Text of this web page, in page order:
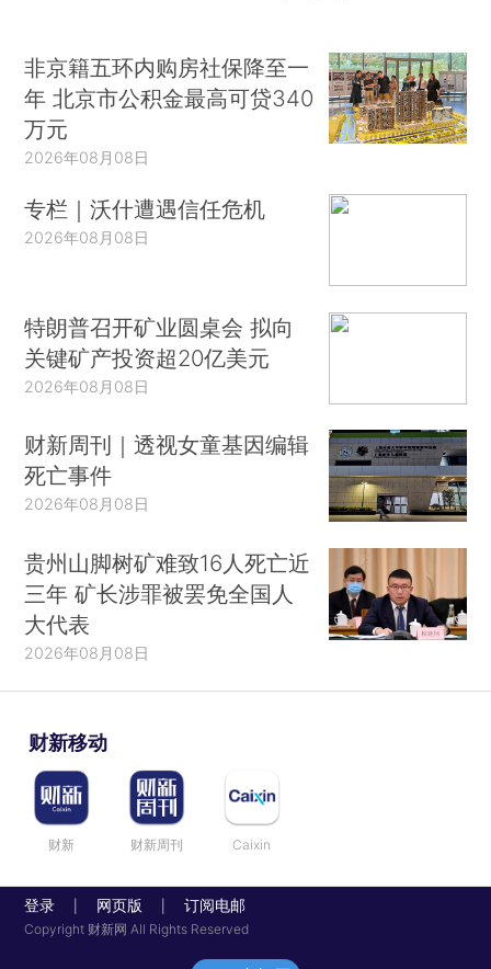
非京籍五环内购房社保降至一
年 北京市公积金最高可贷340
万元
2026年08月08日
专栏｜沃什遭遇信任危机
2026年08月08日
特朗普召开矿业圆桌会 拟向
关键矿产投资超20亿美元
2026年08月08日
财新周刊｜透视女童基因编辑
死亡事件
2026年08月08日
贵州山脚树矿难致16人死亡近
三年 矿长涉罪被罢免全国人
大代表
2026年08月08日
财新移动
财新 财新周刊 Caixin
登录 网页版 订阅电邮
Copyright 财新网 All Rights Reserved